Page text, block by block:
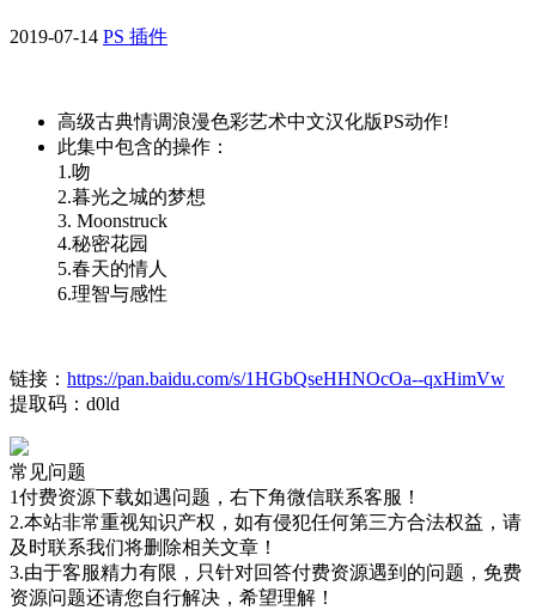
2019-07-14 PS 插件
高级古典情调浪漫色彩艺术中文汉化版PS动作!
此集中包含的操作：
1.吻
2.暮光之城的梦想
3. Moonstruck
4.秘密花园
5.春天的情人
6.理智与感性
链接： https://pan.baidu.com/s/1HGbQseHHNOcOa--qxHimVw
提取码：d0ld
常见问题
1付费资源下载如遇问题，右下角微信联系客服！
2.本站非常重视知识产权，如有侵犯任何第三方合法权益，请
及时联系我们将删除相关文章！
3.由于客服精力有限，只针对回答付费资源遇到的问题，免费
资源问题还请您自行解决，希望理解！